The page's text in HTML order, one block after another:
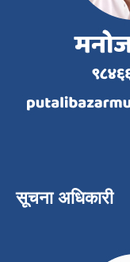
सूचना अधिकारी